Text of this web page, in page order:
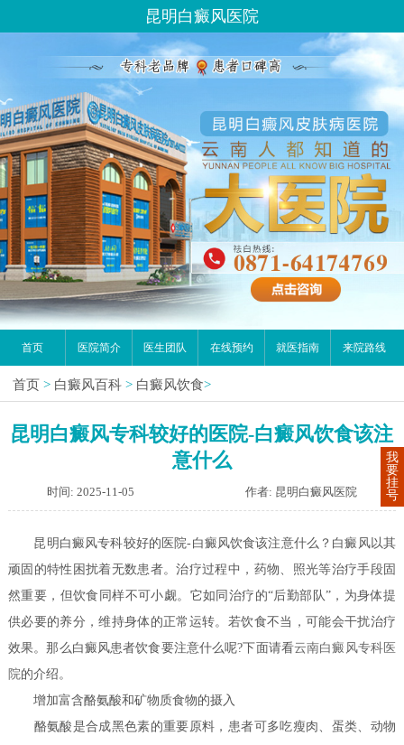
昆明白癜风医院
首页 医院简介 医生团队 在线预约 就医指南 来院路线
首页 > 白癜风百科 > 白癜风饮食>
昆明白癜风专科较好的医院-白癜风饮食该注
意什么
时间: 2025-11-05 作者: 昆明白癜风医院
昆明白癜风专科较好的医院-白癜风饮食该注意什么？白癜风以其
顽固的特性困扰着无数患者。治疗过程中，药物、照光等治疗手段固
然重要，但饮食同样不可小觑。它如同治疗的“后勤部队”，为身体提
供必要的养分，维持身体的正常运转。若饮食不当，可能会干扰治疗
效果。那么白癜风患者饮食要注意什么呢?下面请看云南白癜风专科医
院的介绍。
增加富含酪氨酸和矿物质食物的摄入
酪氨酸是合成黑色素的重要原料，患者可多吃瘦肉、蛋类、动物
我
要
挂
号